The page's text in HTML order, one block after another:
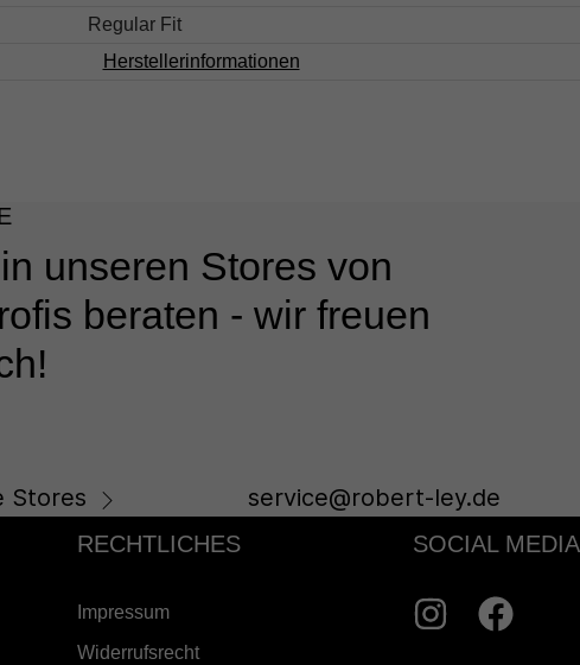
Regular Fit
Herstellerinformationen
unseren Stores von
beraten - wir freuen
Stores service@robert-ley.de
RECHTLICHES
Impressum
Widerrufsrecht
SOCIAL MEDIA